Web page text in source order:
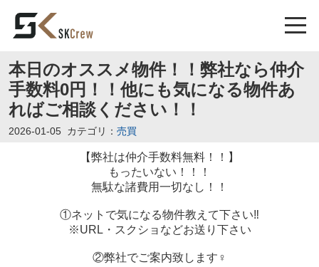
本日のオススメ物件！！弊社なら仲介
手数料0円！！他にも気になる物件あ
ればご相談ください！！
2026-01-05 カテゴリ： 売買
【弊社は仲介手数料無料！！】
もったいない！！！
無駄な諸費用一切なし！！
①ネットで気になる物件教えて下さい‼️
※URL・スクショなどお送り下さい
②弊社でご案内致します‍♀️